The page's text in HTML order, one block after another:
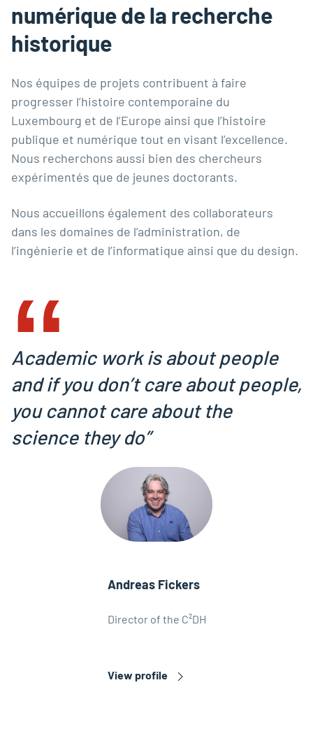
numérique de la recherche
historique
Nos équipes de projets contribuent à faire
progresser l’histoire contemporaine du
Luxembourg et de l’Europe ainsi que l’histoire
publique et numérique tout en visant l’excellence.
Nous recherchons aussi bien des chercheurs
expérimentés que de jeunes doctorants.
Nous accueillons également des collaborateurs
dans les domaines de l’administration, de
l’ingénierie et de l’informatique ainsi que du design.
‟
Academic work is about people
and if you don’t care about people,
you cannot care about the
science they do”
Andreas Fickers
Director of the C²DH
View profile